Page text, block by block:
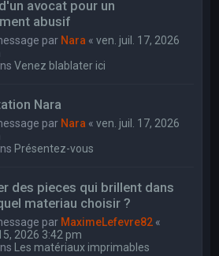
avocat pour un
abusif
par Nara «ven. juil. 17, 2026
Venez blablater ici
Nara
par Nara «ven. juil. 17, 2026
Présentez-vous
des pieces qui brillent dans
materiau choisir ?
par MaximeLefevre82 «
2026 3:42 pm
Les matériaux imprimables